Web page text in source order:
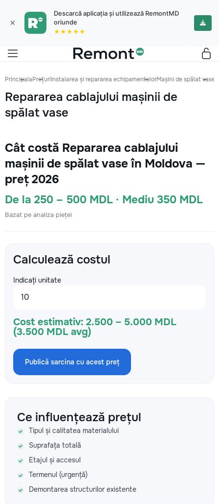
×
Descarcă aplicația și utilizează RemontMD
oriunde
★★★★★
PrincipalaPrețuriInstalarea și repararea echipamentelorMașini de spălat vase
Repararea cablajului mașinii de
spălat vase
Cât costă Repararea cablajului
mașinii de spălat vase în Moldova —
preț 2026
De la 250 – 500 MDL · Mediu 350 MDL
Bazat pe analiza pieței
Calculează costul
Indicați unitate
Cost estimativ: 2.500 – 5.000 MDL
(3.500 MDL avg)
Publică sarcina cu acest preț
Ce influențează prețul
Tipul și calitatea materialului
Suprafața totală
Etajul și accesul
Termenul (urgență)
Demontarea structurilor existente